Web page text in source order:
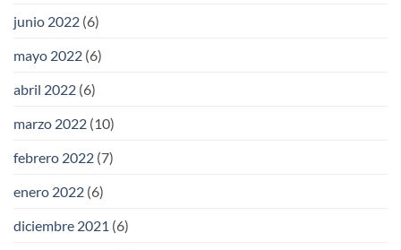
junio 2022 (6)
mayo 2022 (6)
abril 2022 (6)
marzo 2022 (10)
febrero 2022 (7)
enero 2022 (6)
diciembre 2021 (6)